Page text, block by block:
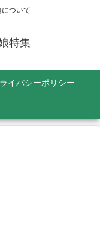
ついて
特集
イバシーポリシー